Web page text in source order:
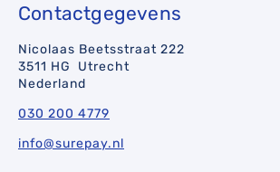
Contactgegevens
Nicolaas Beetsstraat 222
3511 HG Utrecht
Nederland
030 200 4779
info@surepay.nl